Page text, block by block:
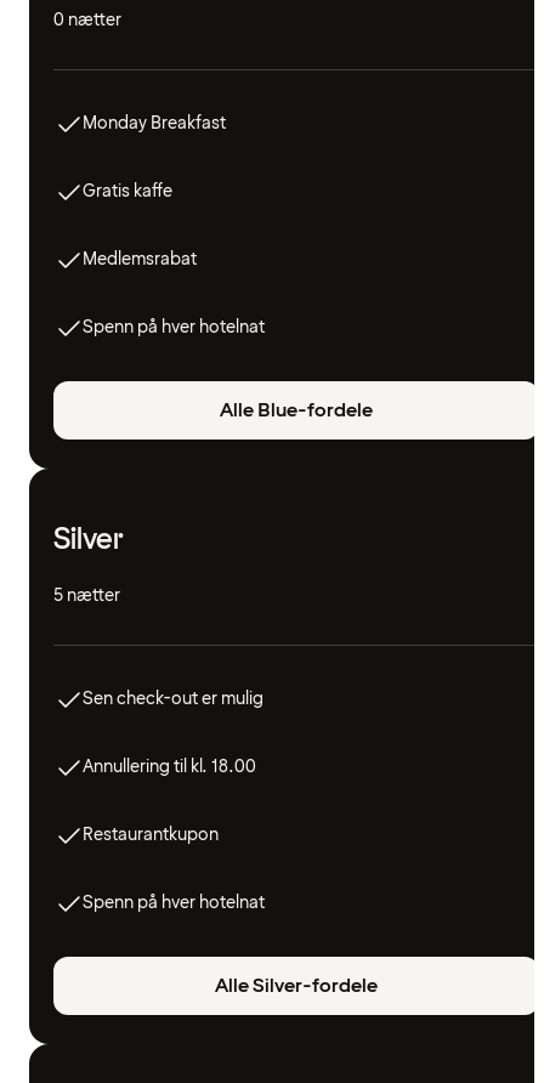
0 nætter
Monday Breakfast
Gratis kaffe
Medlemsrabat
Spenn på hver hotelnat
Alle Blue-fordele
Silver
5 nætter
Sen check-out er mulig
Annullering til kl. 18.00
Restaurantkupon
Spenn på hver hotelnat
Alle Silver-fordele